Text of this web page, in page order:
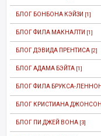
БЛОГ БОНБОНА КЭЙЗИ [1]
БЛОГ ФИЛА МАКНАЛТИ [1]
БЛОГ ДЭВИДА ПРЕНТИСА [2]
БЛОГ АДАМА БЭЙТА [1]
БЛОГ ФИЛА БРУКСА-
БЛОГ КРИСТИАНА
БЛОГ ПИ ДЖЕЙ ВОНА [3]